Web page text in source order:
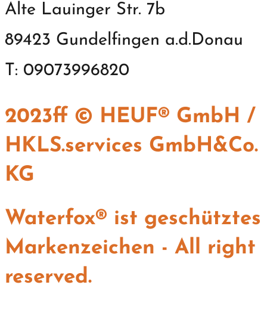
Alte Lauinger Str. 7b
89423 Gundelfingen a.d.Donau
T: 09073996820
2023ff © HEUF® GmbH /
HKLS.services GmbH&Co.
KG
Waterfox® ist geschütztes
Markenzeichen - All right
reserved.